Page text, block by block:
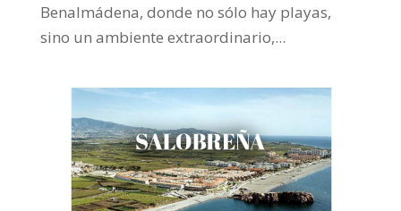
Benalmádena, donde no sólo hay playas,
sino un ambiente extraordinario,...